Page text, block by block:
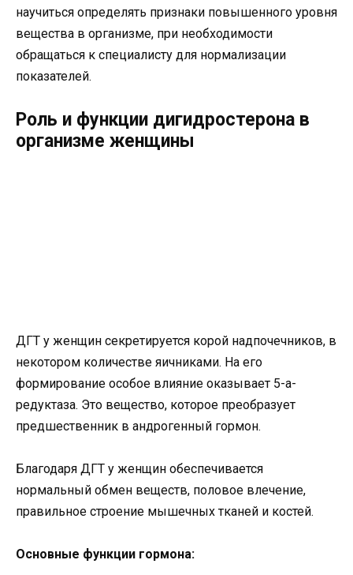
научиться определять признаки повышенного уровня
вещества в организме, при необходимости
обращаться к специалисту для нормализации
показателей.
Роль и функции дигидростерона в
организме женщины
ДГТ у женщин секретируется корой надпочечников, в
некотором количестве яичниками. На его
формирование особое влияние оказывает 5-а-
редуктаза. Это вещество, которое преобразует
предшественник в андрогенный гормон.
Благодаря ДГТ у женщин обеспечивается
нормальный обмен веществ, половое влечение,
правильное строение мышечных тканей и костей.
Основные функции гормона: